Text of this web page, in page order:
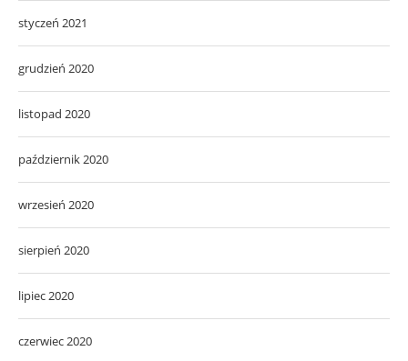
styczeń 2021
grudzień 2020
listopad 2020
październik 2020
wrzesień 2020
sierpień 2020
lipiec 2020
czerwiec 2020